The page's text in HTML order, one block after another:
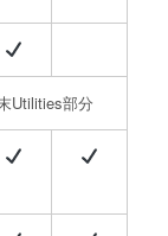
Utilities部分